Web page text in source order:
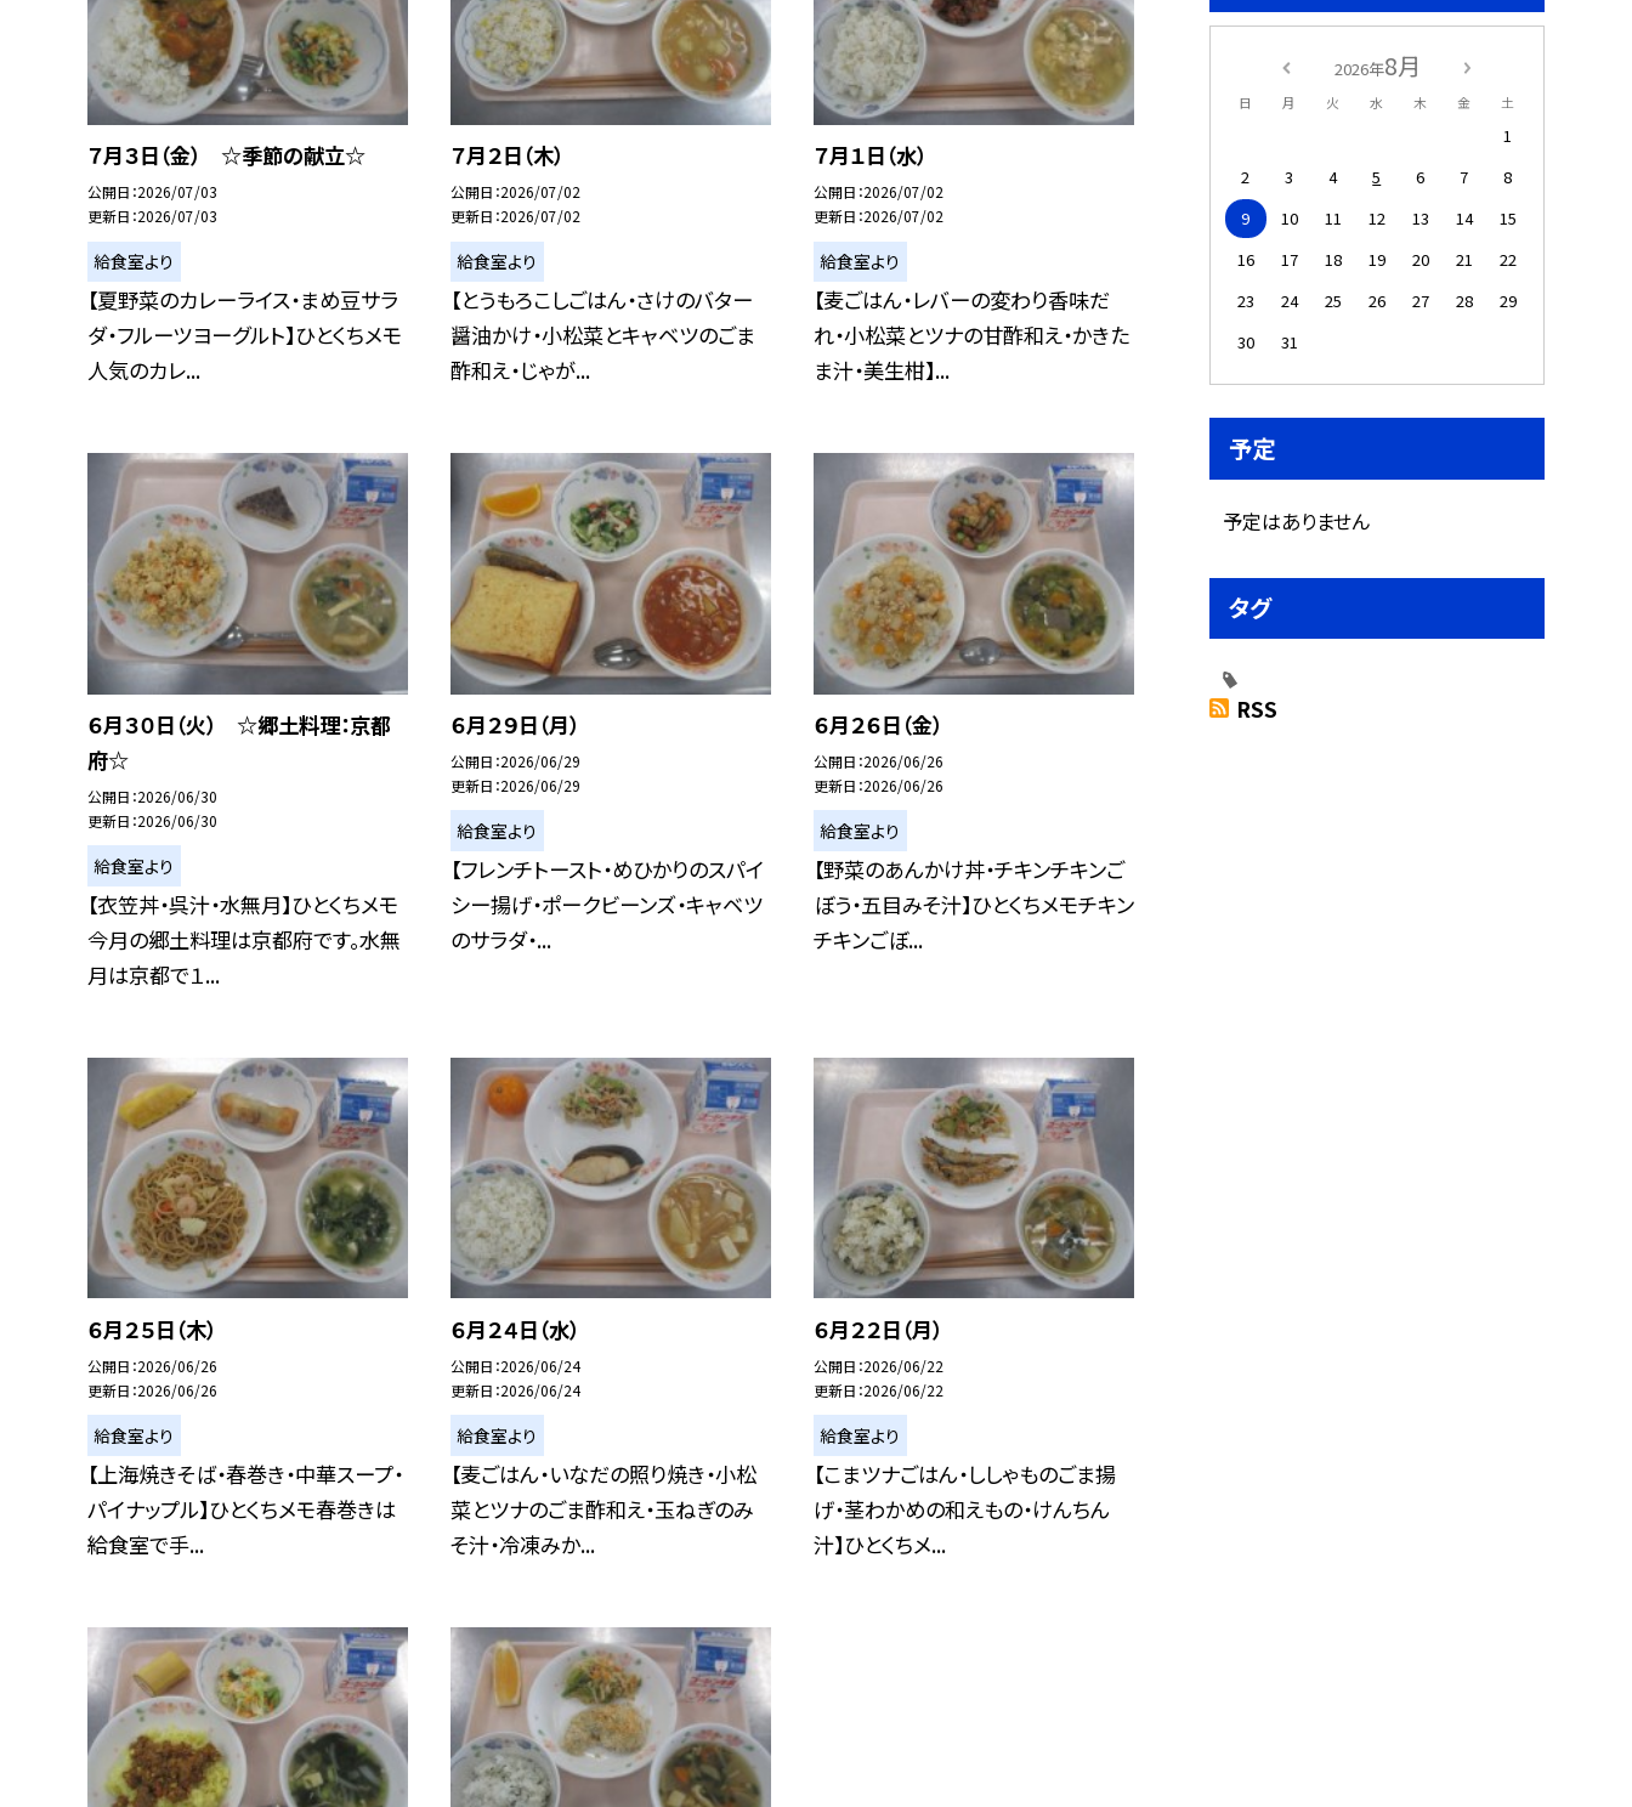
７月３日（金） ☆季節の献立☆
公開日 2026/07/03
更新日 2026/07/03
給食室より
【夏野菜のカレーライス・まめ豆サラ
ダ・フルーツヨーグルト】ひとくちメモ
人気のカレ...
７月２日（木）
公開日 2026/07/02
更新日 2026/07/02
給食室より
【とうもろこしごはん・さけのバター
醤油かけ・小松菜とキャベツのごま
酢和え・じゃが...
７月１日（水）
公開日 2026/07/02
更新日 2026/07/02
給食室より
【麦ごはん・レバーの変わり香味だ
れ・小松菜とツナの甘酢和え・かきた
ま汁・美生柑】...
６月３０日（火） ☆郷土料理：京都
府☆
公開日 2026/06/30
更新日 2026/06/30
給食室より
【衣笠丼・呉汁・水無月】ひとくちメモ
今月の郷土料理は京都府です。水無
月は京都で１...
６月２９日（月）
公開日 2026/06/29
更新日 2026/06/29
給食室より
【フレンチトースト・めひかりのスパイ
シー揚げ・ポークビーンズ・キャベツ
のサラダ・...
６月２６日（金）
公開日 2026/06/26
更新日 2026/06/26
給食室より
【野菜のあんかけ丼・チキンチキンご
ぼう・五目みそ汁】ひとくちメモチキン
チキンごぼ...
６月２５日（木）
公開日 2026/06/26
更新日 2026/06/26
給食室より
【上海焼きそば・春巻き・中華スープ・
パイナップル】ひとくちメモ春巻きは
給食室で手...
６月２４日（水）
公開日 2026/06/24
更新日 2026/06/24
給食室より
【麦ごはん・いなだの照り焼き・小松
菜とツナのごま酢和え・玉ねぎのみ
そ汁・冷凍みか...
６月２２日（月）
公開日 2026/06/22
更新日 2026/06/22
給食室より
【こまツナごはん・ししゃものごま揚
げ・茎わかめの和えもの・けんちん
汁】ひとくちメ...
2026年8月
日 月 火 水 木 金 土
1
2
3 4 5 6 7
8
9
10 11 12 13 14
15
16
17 18 19 20 21
22
23
24 25 26 27 28
29
30
31
予定
予定はありません
タグ
RSS